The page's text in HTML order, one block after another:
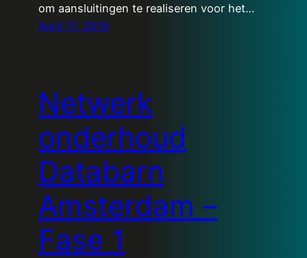
om aansluitingen te realiseren voor het…
April 17, 2018
Netwerk
onderhoud
Databarn
Amsterdam –
Fase 1